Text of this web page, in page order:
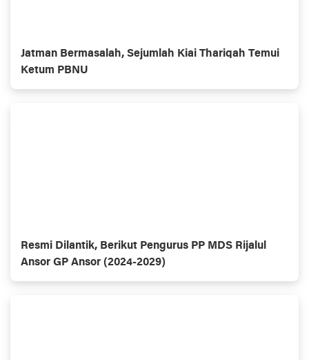
Jatman Bermasalah, Sejumlah Kiai Thariqah Temui
Ketum PBNU
Resmi Dilantik, Berikut Pengurus PP MDS Rijalul
Ansor GP Ansor (2024-2029)